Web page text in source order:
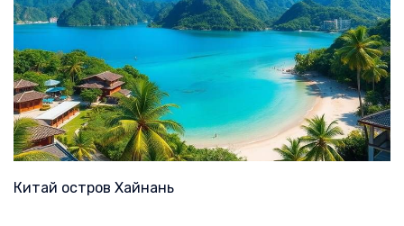
support@world-travel.uz
Китай остров Хайнань